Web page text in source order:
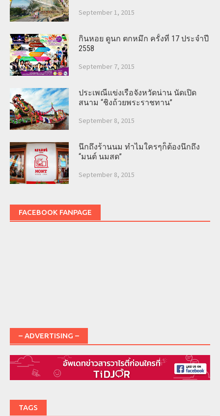
September 1, 2015
กินหอย ดูนก ตกหมึก ครั้งที่ 17 ประจำปี
2558
September 7, 2015
ประเพณีแข่งเรือจังหวัดน่าน นัดเปิด
สนาม “ชิงถ้วยพระราชทาน”
September 8, 2015
นึกถึงร้านนม ทำไมใครๆก็ต้องนึกถึง
“มนต์ นมสด”
September 8, 2015
FACEBOOK FANPAGE
– ADVERTISING –
TAGS